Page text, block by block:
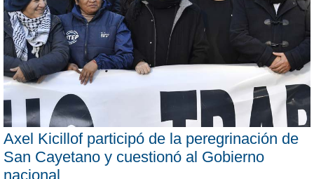
Axel Kicillof participó de la peregrinación de
San Cayetano y cuestionó al Gobierno
nacional